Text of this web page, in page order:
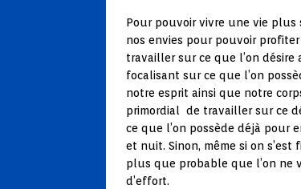
Pour pouvoir vivre une vie
nos envies pour pouvoir
travailler sur ce que l’on
focalisant sur ce que l’on
notre esprit ainsi que notre
primordial de travailler sur ce
ce que l’on possède déjà pour
et nuit. Sinon, même si on
plus que probable que l’on ne
d’effort.